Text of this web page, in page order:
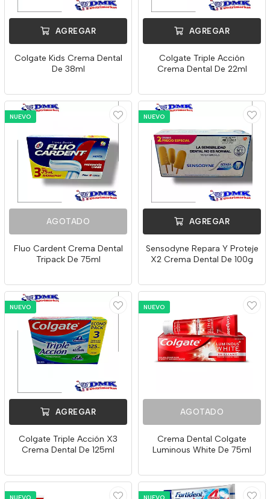
AGREGAR
Colgate Kids Crema Dental
De 38ml
AGREGAR
Colgate Triple Acción
Crema Dental De 22ml
NUEVO
AGOTADO
Fluo Cardent Crema Dental
Tripack De 75ml
NUEVO
AGREGAR
Sensodyne Repara Y Proteje
X2 Crema Dental De 100g
NUEVO
AGREGAR
Colgate Triple Acción X3
Crema Dental De 125ml
NUEVO
AGOTADO
Crema Dental Colgate
Luminous White De 75ml